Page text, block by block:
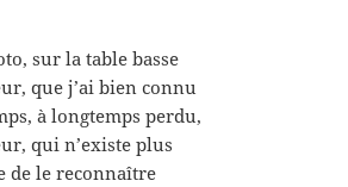
sur la table basse
que j’ai bien connu
à longtemps perdu,
qui n’existe plus
de le reconnaître